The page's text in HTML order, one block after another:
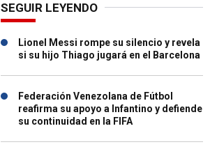
SEGUIR LEYENDO
Lionel Messi rompe su silencio y revela
si su hijo Thiago jugará en el Barcelona
Federación Venezolana de Fútbol
reafirma su apoyo a Infantino y defiende
su continuidad en la FIFA